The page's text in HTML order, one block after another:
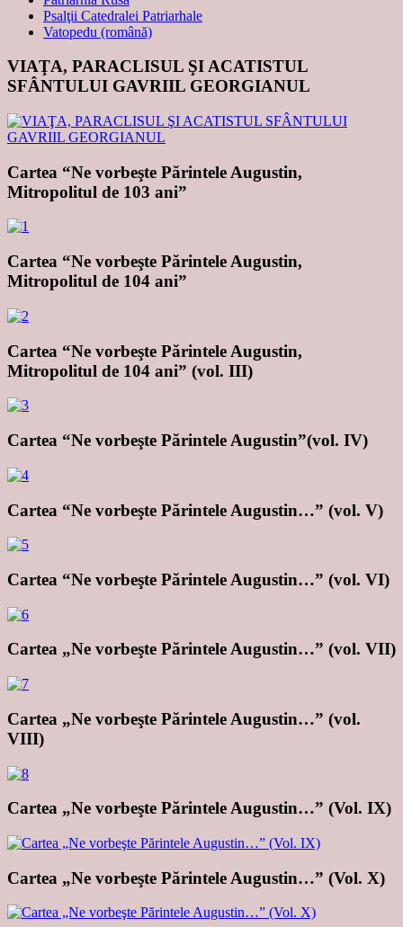
Psalţii Catedralei Patriarhale
Vatopedu (română)
VIAŢA, PARACLISUL ŞI ACATISTUL
SFÂNTULUI GAVRIIL GEORGIANUL
Cartea “Ne vorbeşte Părintele Augustin,
Mitropolitul de 103 ani”
Cartea “Ne vorbeşte Părintele Augustin,
Mitropolitul de 104 ani”
Cartea “Ne vorbeşte Părintele Augustin,
Mitropolitul de 104 ani” (vol. III)
Cartea “Ne vorbeşte Părintele Augustin”(vol. IV)
Cartea “Ne vorbeşte Părintele Augustin…” (vol. V)
Cartea “Ne vorbeşte Părintele Augustin…” (vol. VI)
Cartea „Ne vorbeşte Părintele Augustin…” (vol. VII)
Cartea „Ne vorbeşte Părintele Augustin…” (vol.
VIII)
Cartea „Ne vorbeşte Părintele Augustin…” (Vol. IX)
Cartea „Ne vorbeşte Părintele Augustin…” (Vol. X)